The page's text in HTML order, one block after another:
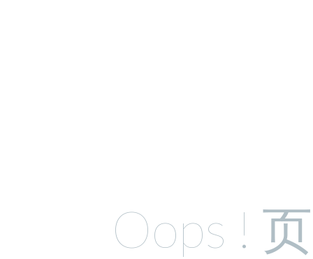
Oops !